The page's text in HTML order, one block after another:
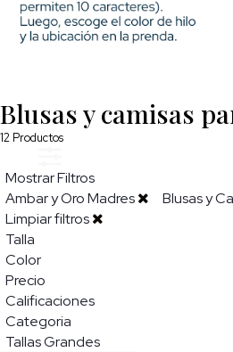
Blusas y camisas
12 Productos
Mostrar Filtros
Ambar y Oro Madres
Blusas y
Limpiar filtros
Talla
Color
Precio
Calificaciones
Categoria
Tallas Grandes